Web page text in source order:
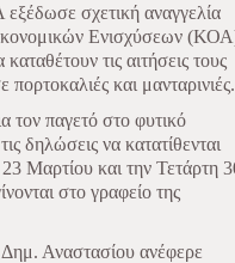
σχετική αναγγελία
Ενισχύσεων
τις αιτήσεις τους
πορτοκαλιές και μανταρινιές.
τον παγετό στο φυτικό
δηλώσεις να κατατίθενται
Μαρτίου και την Τετάρτη
στο γραφείο της
Αναστασίου ανέφερε